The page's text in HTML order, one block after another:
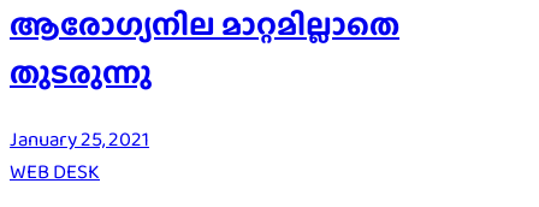
ആരോ​ഗ്യനില മാറ്റമില്ലാതെ
തുടരുന്നു
January 25, 2021
WEB DESK